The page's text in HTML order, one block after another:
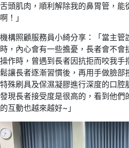
舌頭肌肉，順利解除我的鼻胃管，能
啊！」
機構照顧服務員小綺分享：「當主管
時，內心會有一些擔憂，長者會不
操作時，曾遇到長者因抗拒而咬我手
鬆讓長者逐漸習慣後，再用手做臉部
特殊刷具及保濕凝膠進行深度的口腔
發現長者接受度是很高的，看到他們
的互動也越來越好~」